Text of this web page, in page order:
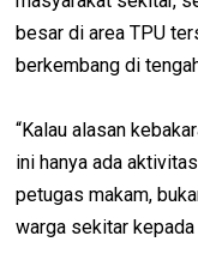
besar di area TPU
berkembang di
“Kalau alasan
ini hanya ada
petugas makam,
warga sekitar